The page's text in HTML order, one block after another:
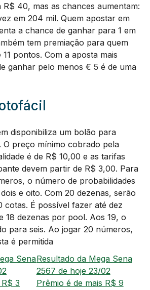
R$ 40, mas as chances aumentam:
em 204 mil. Quem apostar em
a chance de ganhar para 1 em
tem premiação para quem
11 pontos. Com a aposta mais
ganhar pelo menos € 5 é de uma
disponibiliza um bolão para
O preço mínimo cobrado pela
é de R$ 10,00 e as tarifas
devem partir de R$ 3,00. Para
o número de probabilidades
e oito. Com 20 dezenas, serão
cotas. É possível fazer até dez
18 dezenas por pool. Aos 19, o
para seis. Ao jogar 20 números,
é permitida
Sena
3
Resultado da Mega Sena
2567 de hoje 23/02
Prêmio é de mais R$ 9